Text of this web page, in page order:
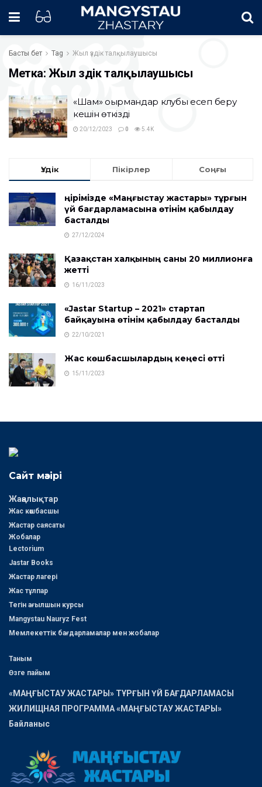
Басты бет Tag Жыл үздік талқылаушысы
Метка:Жыл үздік талқылаушысы
«Шам» оқырмандар клубы есеп беру
кешін өткізді
20/12/2023 0 5.4K
Үздік Пікірлер Соңғы
Өңірімізде «Маңғыстау жастары» тұрғын
үй бағдарламасына өтінім қабылдау
басталды
27/12/2024
Қазақстан халқының саны 20 миллионға
жетті
16/11/2023
«Jastar Startup – 2021» стартап
байқауына өтінім қабылдау басталды
22/10/2021
Жас көшбасшылардың кеңесі өтті
15/11/2023
Сайт мәзірі
Жаңалықтар
Жас көшбасшы
Жастар саясаты
Жобалар
Lectorium
Jastar Books
Жастар лагері
Жас тұлпар
Тегін ағылшын курсы
Mangystau Nauryz Fest
Мемлекеттік бағдарламалар мен жобалар
Таным
Өзге пайым
«МАҢҒЫСТАУ ЖАСТАРЫ» ТҰРҒЫН ҮЙ БАҒДАРЛАМАСЫ
ЖИЛИЩНАЯ ПРОГРАММА «МАҢҒЫСТАУ ЖАСТАРЫ»
Байланыс